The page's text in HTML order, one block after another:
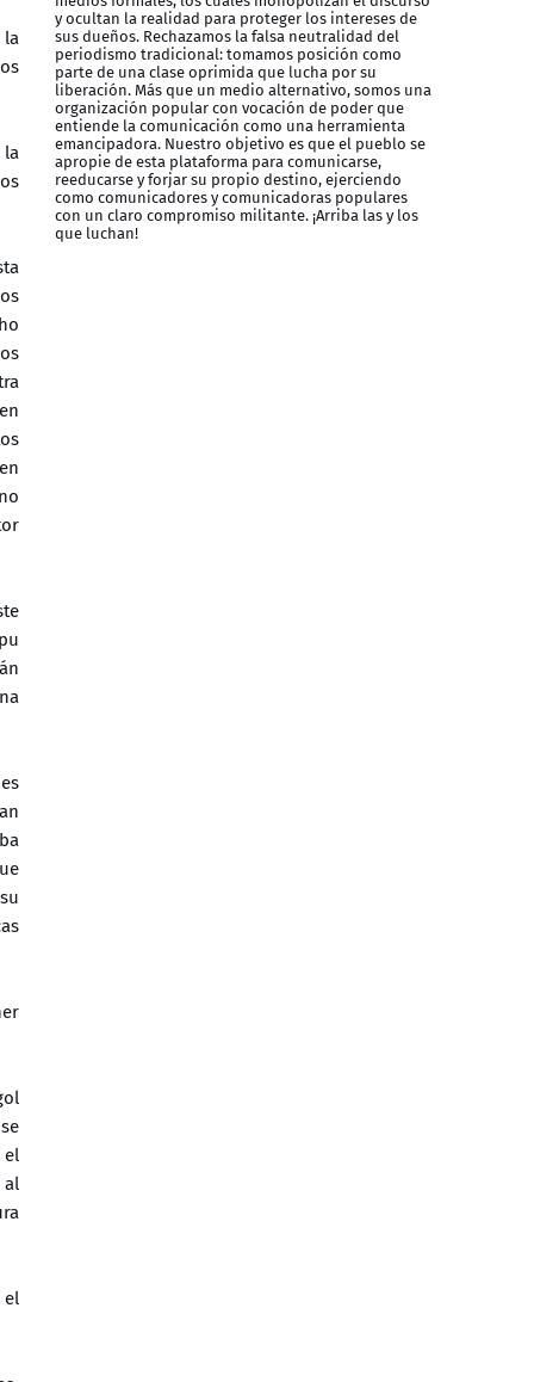
la
la
el
al
el
y ocultan la realidad para proteger los intereses de
sus dueños. Rechazamos la falsa neutralidad del
periodismo tradicional: tomamos posición como
parte de una clase oprimida que lucha por su
liberación. Más que un medio alternativo, somos una
organización popular con vocación de poder que
entiende la comunicación como una herramienta
emancipadora. Nuestro objetivo es que el pueblo se
apropie de esta plataforma para comunicarse,
reeducarse y forjar su propio destino, ejerciendo
como comunicadores y comunicadoras populares
con un claro compromiso militante. ¡Arriba las y los
que luchan!